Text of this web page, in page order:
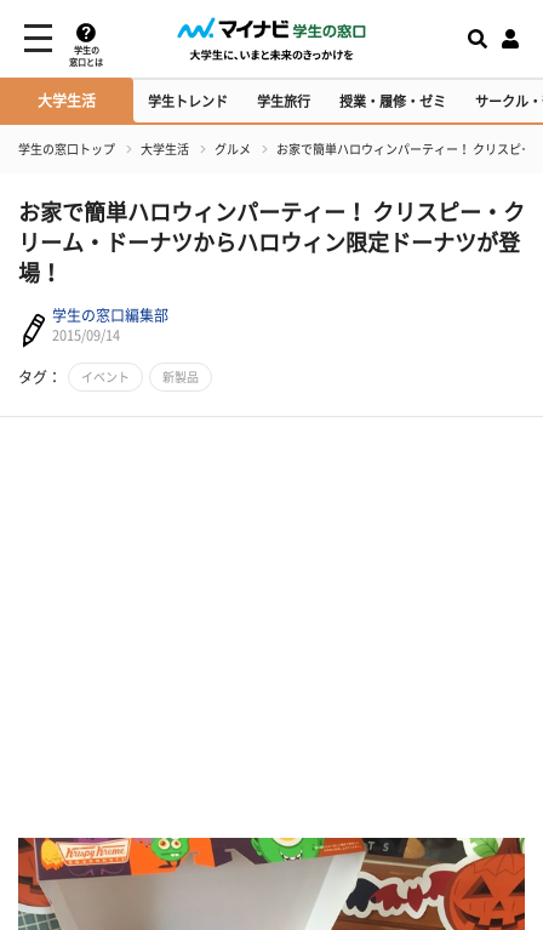
学生の
窓口とは
大学生活 学生トレンド 学生旅行 授業・履修・ゼミ サークル
学生の窓口トップ 大学生活 グルメ お家で簡単ハロウィンパーティー！ クリスピー
お家で簡単ハロウィンパーティー！ クリスピー・ク
リーム・ドーナツからハロウィン限定ドーナツが登
場！
学生の窓口編集部
2015/09/14
タグ： イベント 新製品